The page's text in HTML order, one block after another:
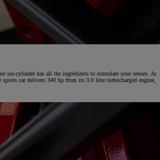
six-cylinder has all the ingredients to stimulate your senses. At
car delivers 340 hp from its 3.0 litre turbocharged engine,